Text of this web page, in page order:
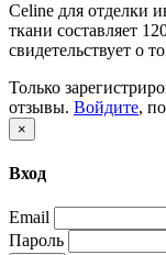
Сeline для отделки
ткани составляет
свидетельствует о
Только
отзывы. Войдите,
×
Вход
Email
Пароль